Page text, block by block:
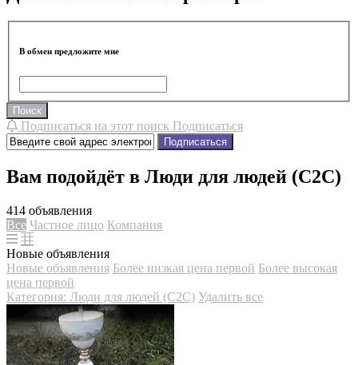
В обмен предложите мне
Поиск
Подписаться на этот поиск Подписаться
Подписаться
Вам подойдёт в Люди для людей (С2С)
414 объявления
Все Частное лицо Компания
Новые объявления
Новые объявления Более низкая цена первой Более высокая
цена первой
Категория: Люди для людей (С2С) Удалить все